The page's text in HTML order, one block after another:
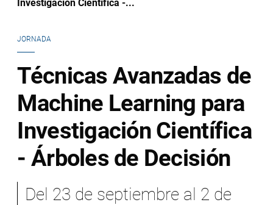
Investigación Científica -...
JORNADA
Técnicas Avanzadas de
Machine Learning para
Investigación Científica
- Árboles de Decisión
Del 23 de septiembre al 2 de